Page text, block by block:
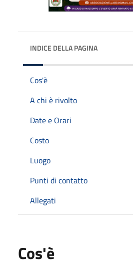
INDICE DELLA PAGINA
Cos'è
A chi è rivolto
Date e Orari
Costo
Luogo
Punti di contatto
Allegati
Cos'è